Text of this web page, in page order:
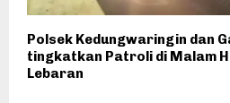
Polsek Kedungwaringin dan
tingkatkan Patroli di Malam
Lebaran